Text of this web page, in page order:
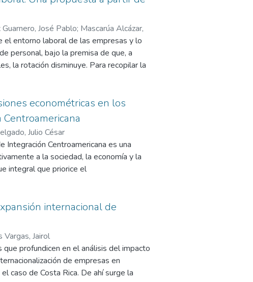
José Pablo; Mascarúa Alcázar,
entorno laboral de las empresas y lo
personal, bajo la premisa de que, a
la rotación disminuye. Para recopilar la
cada una subdividida en dos
que evalúan el ambiente laboral. Los
de diversos tamaños, que van de 20 a
de la economía y están
estado de Puebla, México. Los
política salarial competitiva, junto con
a la integración del personal,
en las empresas encuestadas.
econométricas en los
Julio César
Integración Centroamericana es una
a la sociedad, la economía y la
integral que priorice el
y equitativas. La colaboración
son esenciales para avanzar hacia
a la corrupción en la región.
internacional de
Vargas, Jairol
profundicen en el análisis del impacto
de empresas en
caso de Costa Rica. De ahí surge la